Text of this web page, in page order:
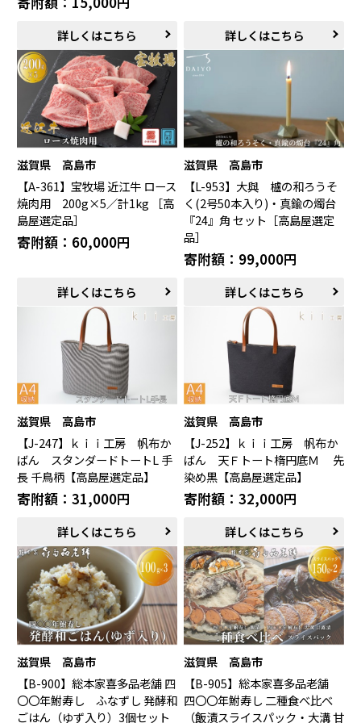
詳しくはこちら 詳しくはこちら
滋賀県 高島市
【A-361】宝牧場 近江牛 ロース
焼肉用 200g×5／計1kg ［高
島屋選定品］
寄附額：60,000円
詳しくはこちら
滋賀県 高島市
【L-953】大與 櫨の和ろうそ
く(2号50本入り)・真鍮の燭台
『24』角 セット［高島屋選定
品］
寄附額：99,000円
詳しくはこちら
滋賀県 高島市
【J-247】ｋｉｉ工房 帆布か
ばん スタンダードトートL 手
長 千鳥柄【高島屋選定品】
寄附額：31,000円
詳しくはこちら
滋賀県 高島市
【J-252】ｋｉｉ工房 帆布か
ばん 天Ｆトート楕円底Ｍ 先
染め黒【高島屋選定品】
寄附額：32,000円
詳しくはこちら
滋賀県 高島市
【B-900】総本家喜多品老舗 四
〇〇年鮒寿し ふなずし 発酵和
ごはん（ゆず入り）3個セット
滋賀県 高島市
【B-905】総本家喜多品老舗
四〇〇年鮒寿し 二種食べ比べ
（飯漬スライスパック・大溝 甘